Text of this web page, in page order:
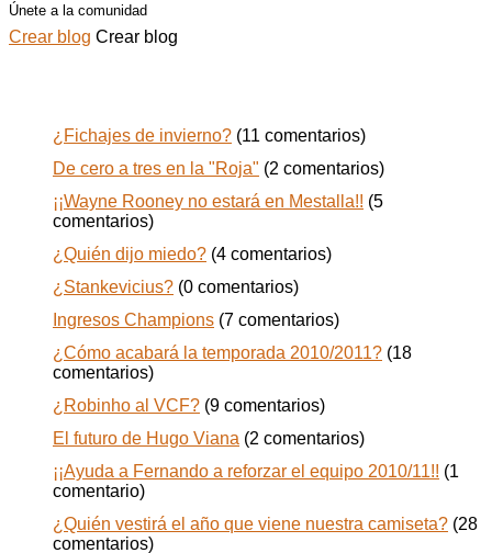
Únete a la comunidad
Crear blog Crear blog
¿Fichajes de invierno? (11 comentarios)
De cero a tres en la "Roja" (2 comentarios)
¡¡Wayne Rooney no estará en Mestalla!! (5
comentarios)
¿Quién dijo miedo? (4 comentarios)
¿Stankevicius? (0 comentarios)
Ingresos Champions (7 comentarios)
¿Cómo acabará la temporada 2010/2011? (18
comentarios)
¿Robinho al VCF? (9 comentarios)
El futuro de Hugo Viana (2 comentarios)
¡¡Ayuda a Fernando a reforzar el equipo 2010/11!! (1
comentario)
¿Quién vestirá el año que viene nuestra camiseta? (28
comentarios)